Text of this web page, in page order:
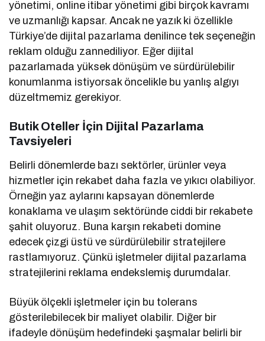
yönetimi, online itibar yönetimi gibi birçok kavramı
ve uzmanlığı kapsar. Ancak ne yazık ki özellikle
Türkiye’de dijital pazarlama denilince tek seçeneğin
reklam olduğu zannediliyor. Eğer dijital
pazarlamada yüksek dönüşüm ve sürdürülebilir
konumlanma istiyorsak öncelikle bu yanlış algıyı
düzeltmemiz gerekiyor.
Butik Oteller İçin Dijital Pazarlama
Tavsiyeleri
Belirli dönemlerde bazı sektörler, ürünler veya
hizmetler için rekabet daha fazla ve yıkıcı olabiliyor.
Örneğin yaz aylarını kapsayan dönemlerde
konaklama ve ulaşım sektöründe ciddi bir rekabete
şahit oluyoruz. Buna karşın rekabeti domine
edecek çizgi üstü ve sürdürülebilir stratejilere
rastlamıyoruz. Çünkü işletmeler dijital pazarlama
stratejilerini reklama endekslemiş durumdalar.
Büyük ölçekli işletmeler için bu tolerans
gösterilebilecek bir maliyet olabilir. Diğer bir
ifadeyle dönüşüm hedefindeki şaşmalar belirli bir